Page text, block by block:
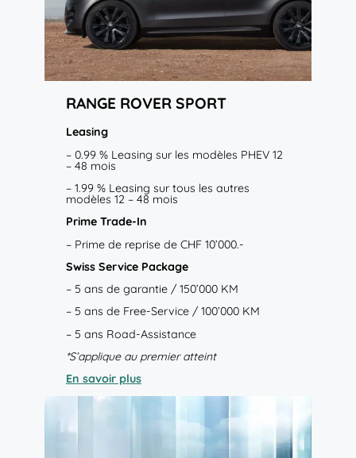
RANGE ROVER SPORT
Leasing
– 0.99 % Leasing sur les modèles PHEV 12
– 48 mois
– 1.99 % Leasing sur tous les autres
modèles 12 – 48 mois
Prime Trade-In
– Prime de reprise de CHF 10’000.-
Swiss Service Package
– 5 ans de garantie / 150’000 KM
– 5 ans de Free-Service / 100’000 KM
– 5 ans Road-Assistance
*S’applique au premier atteint
En savoir plus